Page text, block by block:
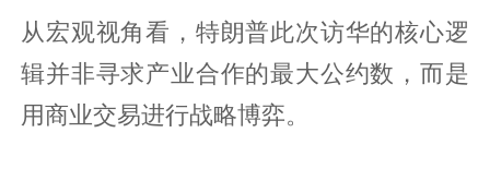
从宏观视角看，特朗普此次访华的核心逻
辑并非寻求产业合作的最大公约数，而是
用商业交易进行战略博弈。